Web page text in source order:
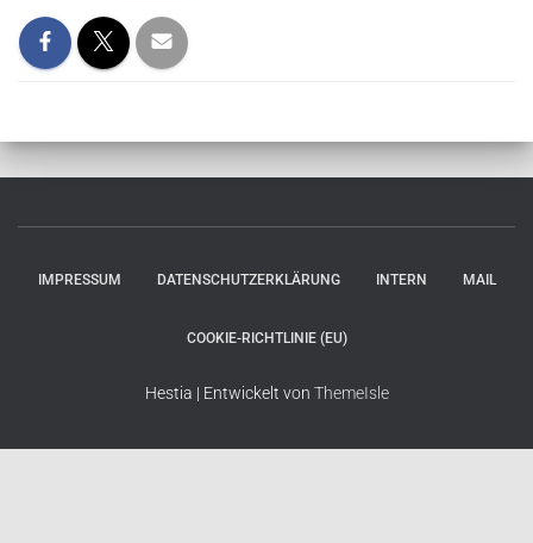
IMPRESSUM DATENSCHUTZERKLÄRUNG INTERN MAIL
COOKIE-RICHTLINIE (EU)
Hestia | Entwickelt von ThemeIsle